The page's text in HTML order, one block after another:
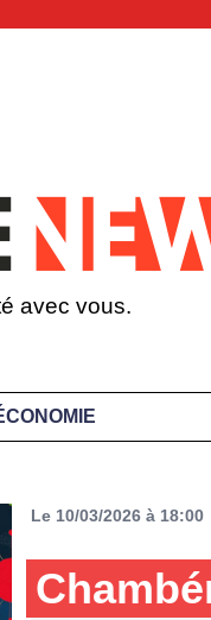
avec vous.
Le 10/03/2026 à 18:00